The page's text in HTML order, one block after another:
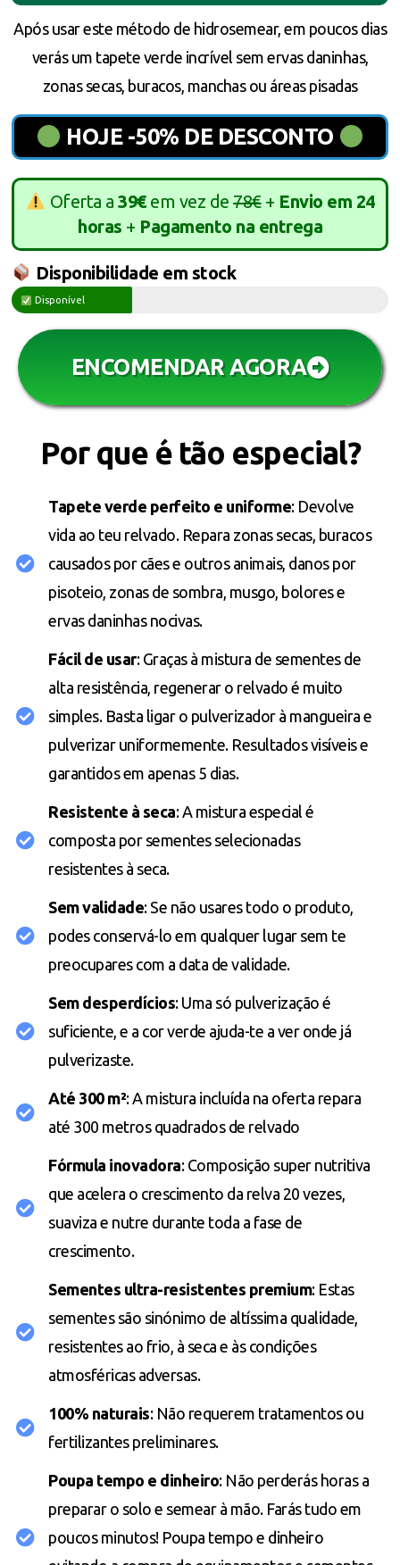
Após usar este método de hidrosemear, em poucos dias
verás um tapete verde incrível sem ervas daninhas,
zonas secas, buracos, manchas ou áreas pisadas
HOJE -50% DE DESCONTO
Oferta a39€em vez de78€+ Envio em 24
horas + Pagamento na entrega
Disponibilidade em stock
Disponível
ENCOMENDAR AGORA
Por que é tão especial?
Tapete verde perfeito e uniforme: Devolve
vida ao teu relvado. Repara zonas secas, buracos
causados por cães e outros animais, danos por
pisoteio, zonas de sombra, musgo, bolores e
ervas daninhas nocivas.
Fácil de usar: Graças à mistura de sementes de
alta resistência, regenerar o relvado é muito
simples. Basta ligar o pulverizador à mangueira e
pulverizar uniformemente. Resultados visíveis e
garantidos em apenas 5 dias.
Resistente à seca: A mistura especial é
composta por sementes selecionadas
resistentes à seca.
Sem validade: Se não usares todo o produto,
podes conservá-lo em qualquer lugar sem te
preocupares com a data de validade.
Sem desperdícios: Uma só pulverização é
suficiente, e a cor verde ajuda-te a ver onde já
pulverizaste.
Até 300 m²: A mistura incluída na oferta repara
até 300 metros quadrados de relvado
Fórmula inovadora: Composição super nutritiva
que acelera o crescimento da relva 20 vezes,
suaviza e nutre durante toda a fase de
crescimento.
Sementes ultra-resistentes premium: Estas
sementes são sinónimo de altíssima qualidade,
resistentes ao frio, à seca e às condições
atmosféricas adversas.
100% naturais: Não requerem tratamentos ou
fertilizantes preliminares.
Poupa tempo e dinheiro: Não perderás horas a
preparar o solo e semear à mão. Farás tudo em
poucos minutos! Poupa tempo e dinheiro